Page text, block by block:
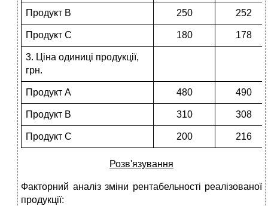
Продукт В 250 252
Продукт С 180 178
3. Ціна одиниці продукції,
грн.
Продукт А 480 490
Продукт В 310 308
Продукт С 200 216
Розв'язування
Факторний аналіз зміни рентабельності реалізованої
продукції: